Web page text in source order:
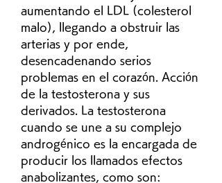
aumentando el LDL (colesterol
malo), llegando a obstruir las
arterias y por ende,
desencadenando serios
problemas en el corazón. Acción
de la testosterona y sus
derivados. La testosterona
cuando se une a su complejo
androgénico es la encargada de
producir los llamados efectos
anabolizantes, como son: